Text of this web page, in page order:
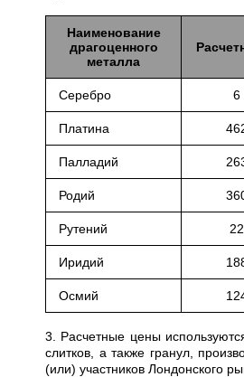
Наименование
драгоценного
металла
Серебро 6
Платина
Палладий
Родий
Рутений
Иридий
Осмий
3. Расчетные цены
слитков, а также гранул,
(или) участников Лондонского